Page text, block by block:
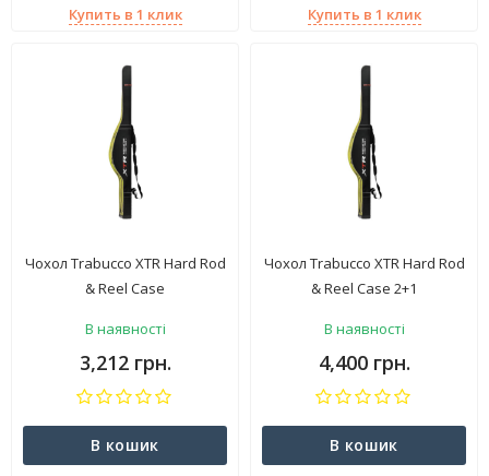
Купить в 1 клик Купить в 1 клик
Чохол Trabucco XTR Hard Rod
& Reel Case
В наявності
3,212 грн.
В кошик
Чохол Trabucco XTR Hard Rod
& Reel Case 2+1
В наявності
4,400 грн.
В кошик